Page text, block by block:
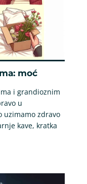
moć
i grandioznim
u
uzimamo zdravo
kave, kratka